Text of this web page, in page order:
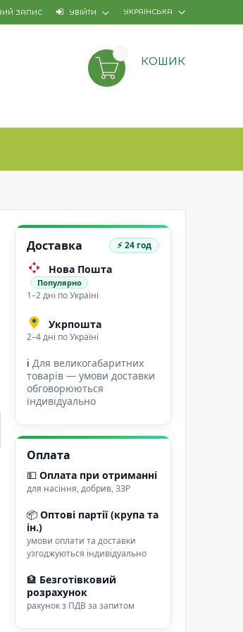
УКРАЇНСЬКА
УВІЙТИ
ЗАПИС
КОШИК
Доставка ⚡ 24 год
Нова Пошта
Популярно
1–2 дні по Україні
Укрпошта
2–4 дні по Україні
ℹДля великогабаритних
товарів — умови доставки
обговорюються
індивідуально
Оплата
💵Оплата при отриманні
для насіння, добрив, ЗЗР
📦Оптові партії (крупа та
ін.)
умови оплати та доставки
узгоджуються індивідуально
🏦 Безготівковий
розрахунок
рахунок з ПДВ за запитом